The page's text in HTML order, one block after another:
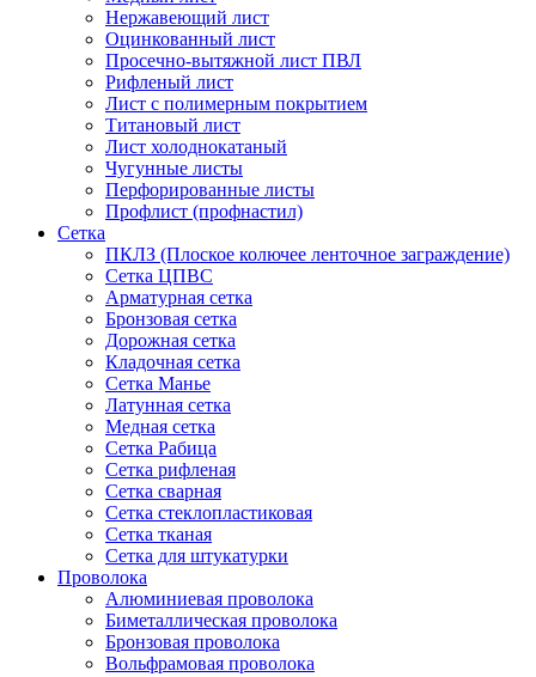
Нержавеющий лист
Оцинкованный лист
Просечно-вытяжной лист ПВЛ
Рифленый лист
Лист с полимерным покрытием
Титановый лист
Лист холоднокатаный
Чугунные листы
Перфорированные листы
Профлист (профнастил)
Сетка
ПКЛЗ (Плоское колючее ленточное заграждение)
Сетка ЦПВС
Арматурная сетка
Бронзовая сетка
Дорожная сетка
Кладочная сетка
Сетка Манье
Латунная сетка
Медная сетка
Сетка Рабица
Сетка рифленая
Сетка сварная
Сетка стеклопластиковая
Сетка тканая
Сетка для штукатурки
Проволока
Алюминиевая проволока
Биметаллическая проволока
Бронзовая проволока
Вольфрамовая проволока